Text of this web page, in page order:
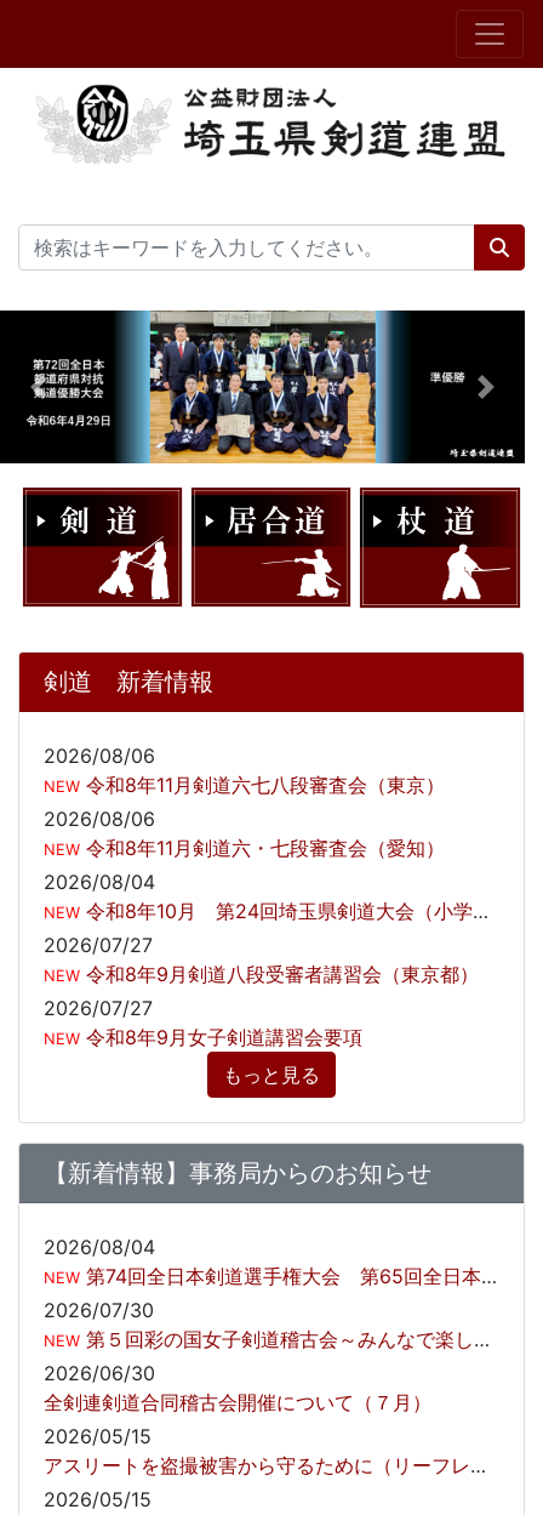
Previous Next
剣道 新着情報
2026/08/06
NEW 令和8年11月剣道六七八段審査会（東京）
2026/08/06
NEW 令和8年11月剣道六・七段審査会（愛知）
2026/08/04
NEW 令和8年10月 第24回埼玉県剣道大会（小学生の部）の開催について
2026/07/27
NEW 令和8年9月剣道八段受審者講習会（東京都）
2026/07/27
NEW 令和8年9月女子剣道講習会要項
もっと見る
【新着情報】事務局からのお知らせ
2026/08/04
NEW 第74回全日本剣道選手権大会 第65回全日本女子剣道選手権大会 小中学生無料観戦のご招待について
2026/07/30
NEW 第５回彩の国女子剣道稽古会～みんなで楽しく健やかに～開催しました！
2026/06/30
全剣連剣道合同稽古会開催について（７月）
2026/05/15
アスリートを盗撮被害から守るために（リーフレット）
2026/05/15